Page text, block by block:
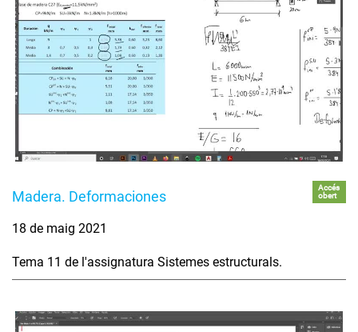
Madera. Deformaciones
Accés
obert
18 de maig 2021
Tema 11 de l'assignatura Sistemes estructurals.